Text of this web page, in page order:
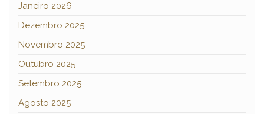
Janeiro 2026
Dezembro 2025
Novembro 2025
Outubro 2025
Setembro 2025
Agosto 2025